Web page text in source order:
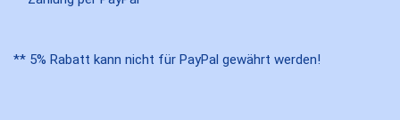
** 5% Rabatt kann nicht für PayPal gewährt werden!